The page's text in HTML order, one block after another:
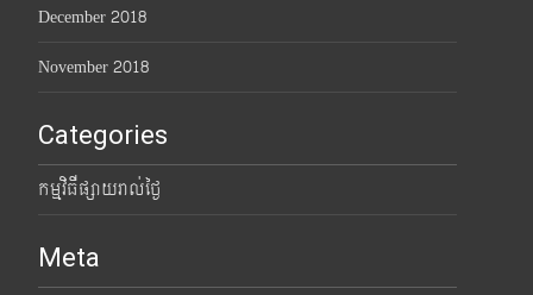
December 2018
November 2018
Categories
កម្មវិធីផ្សាយរាល់ថ្ងៃ
Meta